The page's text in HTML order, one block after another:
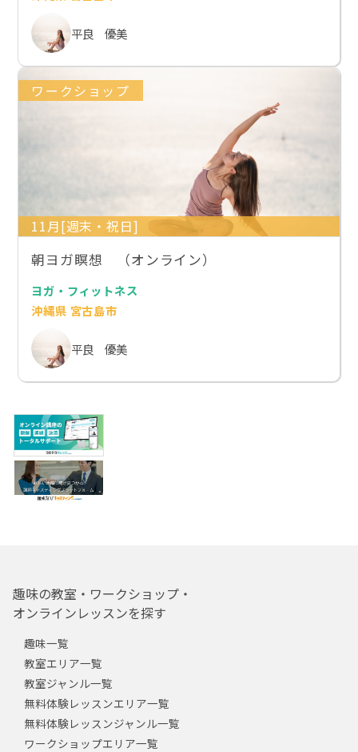
平良 優美
ワークショップ
11月[週末・祝日]
朝ヨガ瞑想 （オンライン）
ヨガ・フィットネス
沖縄県 宮古島市
平良 優美
趣味の教室・ワークショップ・
オンラインレッスンを探す
趣味一覧
教室エリア一覧
教室ジャンル一覧
無料体験レッスンエリア一覧
無料体験レッスンジャンル一覧
ワークショップエリア一覧